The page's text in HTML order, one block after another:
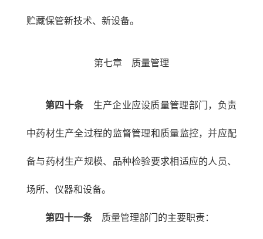
贮藏保管新技术、新设备。
第七章 质量管理
第四十条生产企业应设质量管理部门，负责
中药材生产全过程的监督管理和质量监控，并应配
备与药材生产规模、品种检验要求相适应的人员、
场所、仪器和设备。
第四十一条质量管理部门的主要职责：